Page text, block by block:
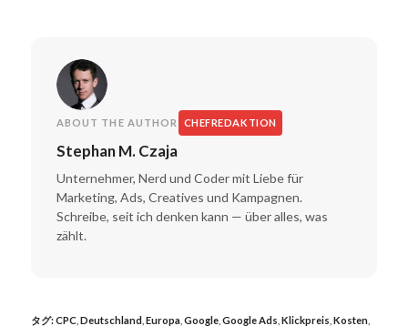
ABOUT THE AUTHOR CHEFREDAKTION
Stephan M. Czaja
Unternehmer, Nerd und Coder mit Liebe für
Marketing, Ads, Creatives und Kampagnen.
Schreibe, seit ich denken kann — über alles, was
zählt.
タグ:CPC, Deutschland, Europa, Google, Google Ads Klickpreis Kosten,